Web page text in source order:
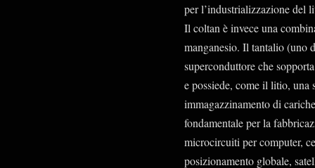
per l’industrializzazione del
Il coltan è invece una
manganesio. Il tantalio (uno
superconduttore che
e possiede, come il litio, una
immagazzinamento di
fondamentale per la
microcircuiti per computer,
posizionamento globale,